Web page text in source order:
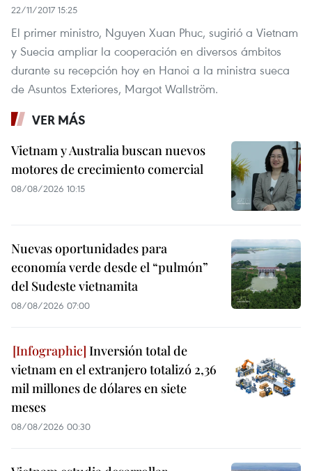
22/11/2017 15:25
El primer ministro, Nguyen Xuan Phuc, sugirió a Vietnam
y Suecia ampliar la cooperación en diversos ámbitos
durante su recepción hoy en Hanoi a la ministra sueca
de Asuntos Exteriores, Margot Wallström.
VER MÁS
Vietnam y Australia buscan nuevos
motores de crecimiento comercial
08/08/2026 10:15
Nuevas oportunidades para
economía verde desde el “pulmón”
del Sudeste vietnamita
08/08/2026 07:00
Inversión total de
vietnam en el extranjero totalizó 2,36
mil millones de dólares en siete
meses
08/08/2026 00:30